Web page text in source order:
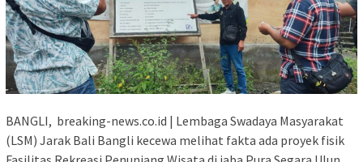
BANGLI, breaking-news.co.id | Lembaga Swadaya Masyarakat
(LSM) Jarak Bali Bangli kecewa melihat fakta ada proyek fisik